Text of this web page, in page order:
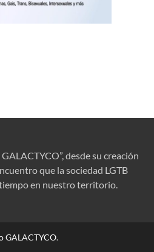
desde su creación
que la sociedad LGTB
en nuestro territorio.
GALACTYCO.